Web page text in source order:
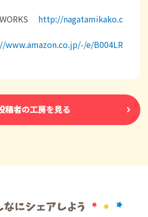
http://nagatamikako.c
www.amazon.co.jp/-/e/B004LR
稿者の工房を見る